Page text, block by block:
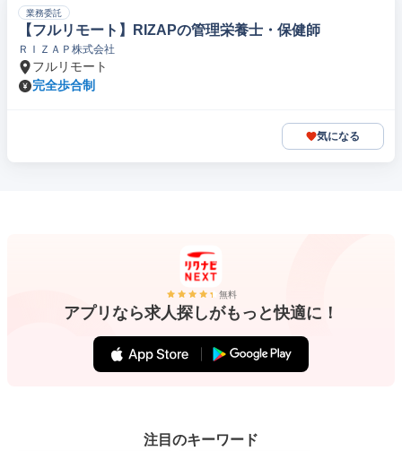
業務委託
【フルリモート】RIZAPの管理栄養士・保健師
ＲＩＺＡＰ株式会社
フルリモート
完全歩合制
気になる
無料
アプリなら求人探しがもっと快適に！
注目のキーワード